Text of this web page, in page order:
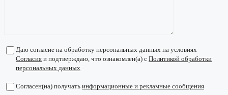
Даю согласие на обработку персональных данных на условиях
Согласия и подтверждаю, что ознакомлен(а) с Политикой обработки
персональных данных
Согласен(на) получать информационные и рекламные сообщения